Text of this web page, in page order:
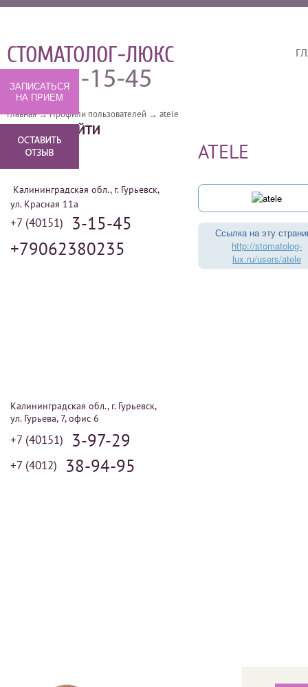
СТОМАТОЛОГ-ЛЮКС
3-15-45
Главная→Профили пользователей → atele
ATELE
Ссылка на эту
http://stomatolog-
lux.ru/users/atele
КАК НАС НАЙТИ
Калининградская обл., г. Гурьевск,
ул. Красная 11а
+7 (40151)
3-15-45
+79062380235
Калининградская обл., г. Гурьевск,
ул. Гурьева, 7, офис 6
+7 (40151) 3-97-29
+7 (4012) 38-94-95
ЗАПИСАТЬСЯ
НА ПРИЕМ